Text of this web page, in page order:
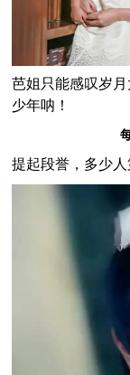
芭姐只能感叹岁
少年呐！
提起段誉，多少